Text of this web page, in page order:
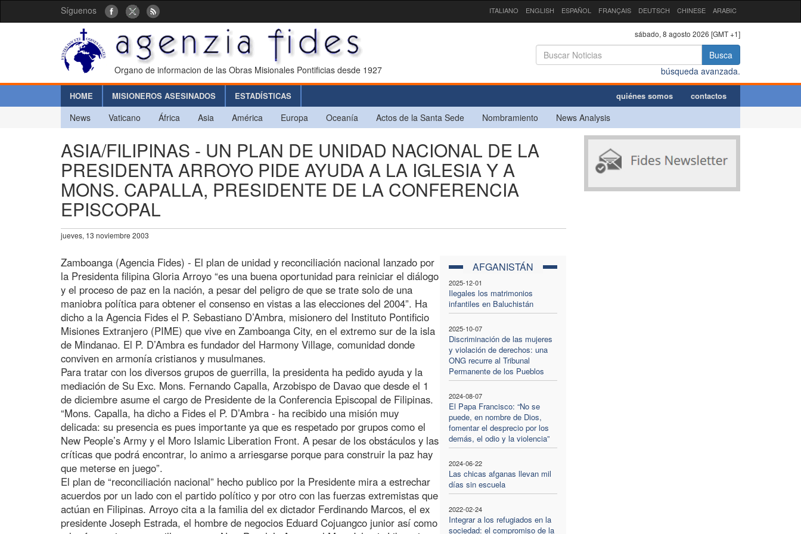
Síguenos ITALIANO ENGLISH ESPAÑOL FRANÇAIS DEUTSCH CHINESE ARABIC
Organo de informacion de las Obras Misionales Pontificias desde 1927
sábado, 8 agosto 2026 [GMT +1]
Busca
búsqueda avanzada.
HOME MISIONEROS ASESINADOS ESTADÍSTICAS quiénes somos contactos
News Vaticano África Asia América Europa Oceanía Actos de la Santa Sede Nombramiento News Analysis
ASIA/FILIPINAS - UN PLAN DE UNIDAD NACIONAL DE LA
PRESIDENTA ARROYO PIDE AYUDA A LA IGLESIA Y A
MONS. CAPALLA, PRESIDENTE DE LA CONFERENCIA
EPISCOPAL
jueves, 13 noviembre 2003
AFGANISTÁN
2025-12-01
Ilegales los matrimonios
infantiles en Baluchistán
2025-10-07
Discriminación de las mujeres
y violación de derechos: una
ONG recurre al Tribunal
Permanente de los Pueblos
2024-08-07
El Papa Francisco: “No se
puede, en nombre de Dios,
fomentar el desprecio por los
demás, el odio y la violencia”
2024-06-22
Las chicas afganas llevan mil
días sin escuela
2022-02-24
Integrar a los refugiados en la
sociedad: el compromiso de la
Zamboanga (Agencia Fides) - El plan de unidad y reconciliación nacional lanzado por
la Presidenta filipina Gloria Arroyo “es una buena oportunidad para reiniciar el diálogo
y el proceso de paz en la nación, a pesar del peligro de que se trate solo de una
maniobra política para obtener el consenso en vistas a las elecciones del 2004”. Ha
dicho a la Agencia Fides el P. Sebastiano D’Ambra, misionero del Instituto Pontificio
Misiones Extranjero (PIME) que vive en Zamboanga City, en el extremo sur de la isla
de Mindanao. El P. D’Ambra es fundador del Harmony Village, comunidad donde
conviven en armonía cristianos y musulmanes.
Para tratar con los diversos grupos de guerrilla, la presidenta ha pedido ayuda y la
mediación de Su Exc. Mons. Fernando Capalla, Arzobispo de Davao que desde el 1
de diciembre asume el cargo de Presidente de la Conferencia Episcopal de Filipinas.
“Mons. Capalla, ha dicho a Fides el P. D’Ambra - ha recibido una misión muy
delicada: su presencia es pues importante ya que es respetado por grupos como el
New People’s Army y el Moro Islamic Liberation Front. A pesar de los obstáculos y las
críticas que podrá encontrar, lo animo a arriesgarse porque para construir la paz hay
que meterse en juego”.
El plan de “reconciliación nacional” hecho publico por la Presidente mira a estrechar
acuerdos por un lado con el partido político y por otro con las fuerzas extremistas que
actúan en Filipinas. Arroyo cita a la familia del ex dictador Ferdinando Marcos, el ex
presidente Joseph Estrada, el hombre de negocios Eduard Cojuangco junior así como